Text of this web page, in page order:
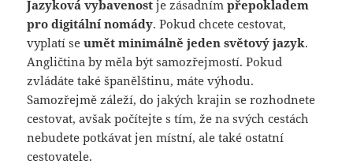
Jazyková vybavenost je zásadnímpřepokladem
pro digitální nomády. Pokud chcete cestovat,
vyplatí seumět minimálně jeden světový jazyk.
Angličtina by měla být samozřejmostí. Pokud
zvládáte také španělštinu, máte výhodu.
Samozřejmě záleží, do jakých krajin se rozhodnete
cestovat, avšak počítejte s tím, že na svých cestách
nebudete potkávat jen místní, ale také ostatní
cestovatele.